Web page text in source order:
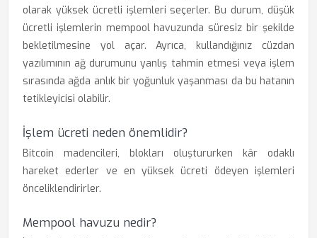
olarak yüksek ücretli işlemleri seçerler. Bu durum, düşük
ücretli işlemlerin mempool havuzunda süresiz bir şekilde
bekletilmesine yol açar. Ayrıca, kullandığınız cüzdan
yazılımının ağ durumunu yanlış tahmin etmesi veya işlem
sırasında ağda anlık bir yoğunluk yaşanması da bu hatanın
tetikleyicisi olabilir.
İşlem ücreti neden önemlidir?
Bitcoin madencileri, blokları oluştururken kâr odaklı
hareket ederler ve en yüksek ücreti ödeyen işlemleri
önceliklendirirler.
Mempool havuzu nedir?